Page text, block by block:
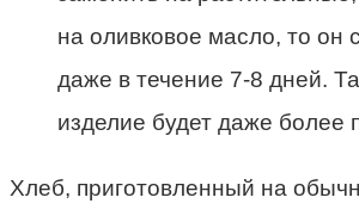
на оливковое масло, то он
даже в течение 7-8 дней.
изделие будет даже более
Хлеб, приготовленный на